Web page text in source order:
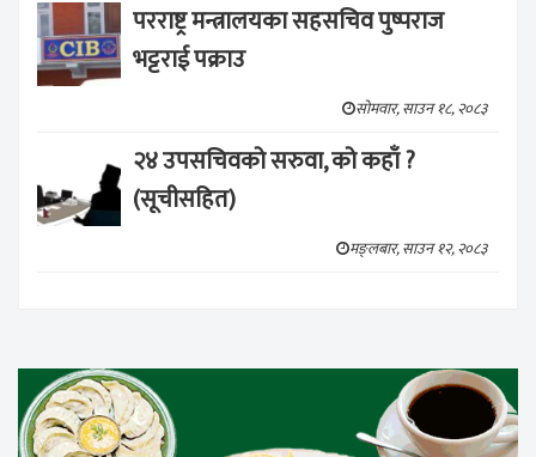
परराष्ट्र मन्त्रालयका सहसचिव पुष्पराज
भट्टराई पक्राउ
सोमवार, साउन १८, २०८३
२४ उपसचिवको सरुवा, को कहाँ ?
(सूचीसहित)
मङ्लबार, साउन १२, २०८३